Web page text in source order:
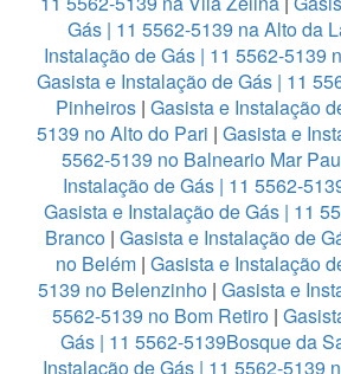
Gás | 11 5562-5139 na Alto da
Instalação de Gás | 11 5562-5139
Gasista e Instalação de Gás | 11
Pinheiros | Gasista e Instalação
5139 no Alto do Pari | Gasista e
5562-5139 no Balneario Mar
Instalação de Gás | 11 5562-
Gasista e Instalação de Gás | 11
Branco| Gasista e Instalação de
no Belém | Gasista e Instalação
5139 no Belenzinho | Gasista e
5562-5139 no Bom Retiro|
Gás | 11 5562-5139Bosque da
Instalação de Gás | 11 5562-5139